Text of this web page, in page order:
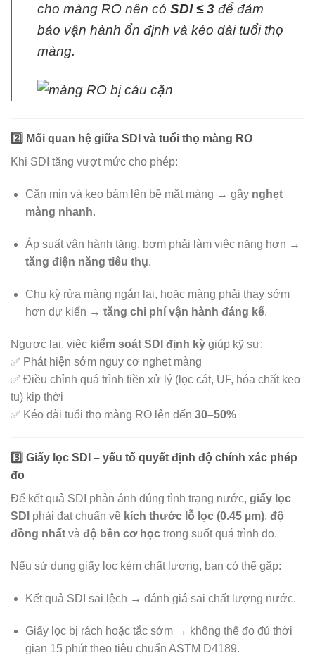
cho màng RO nên có SDI ≤ 3 để đảm
bảo vận hành ổn định và kéo dài tuổi thọ
màng.
2️⃣ Mối quan hệ giữa SDI và tuổi thọ màng RO
Khi SDI tăng vượt mức cho phép:
Cặn mịn và keo bám lên bề mặt màng → gây nghẹt
màng nhanh.
Áp suất vận hành tăng, bơm phải làm việc nặng hơn →
tăng điện năng tiêu thụ.
Chu kỳ rửa màng ngắn lại, hoặc màng phải thay sớm
hơn dự kiến → tăng chi phí vận hành đáng kể.
Ngược lại, việc kiểm soát SDI định kỳ giúp kỹ sư:
✅ Phát hiện sớm nguy cơ nghẹt màng
✅ Điều chỉnh quá trình tiền xử lý (lọc cát, UF, hóa chất keo
tụ) kịp thời
✅ Kéo dài tuổi thọ màng RO lên đến 30–50%
3️⃣ Giấy lọc SDI – yếu tố quyết định độ chính xác phép
đo
Để kết quả SDI phản ánh đúng tình trạng nước, giấy lọc
SDI phải đạt chuẩn về kích thước lỗ lọc (0.45 µm), độ
đồng nhất và độ bền cơ học trong suốt quá trình đo.
Nếu sử dụng giấy lọc kém chất lượng, bạn có thể gặp:
Kết quả SDI sai lệch → đánh giá sai chất lượng nước.
Giấy lọc bị rách hoặc tắc sớm → không thể đo đủ thời
gian 15 phút theo tiêu chuẩn ASTM D4189.